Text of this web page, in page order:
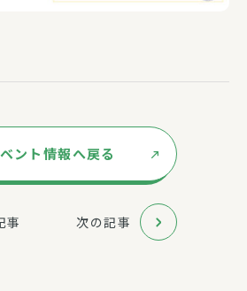
ント情報へ戻る
事 次の記事